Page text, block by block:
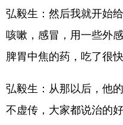
弘毅生：然后我就开始
咳嗽，感冒，用一些外
脾胃中焦的药，吃了很
弘毅生：从那以后，他
不虚传，大家都说治的